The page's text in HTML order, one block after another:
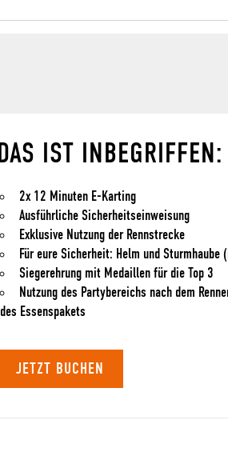
DAS IST INBEGRIFFEN:
2x 12 Minuten E-Karting
Ausführliche Sicherheitseinweisung
Exklusive Nutzung der Rennstrecke
Für eure Sicherheit: Helm und
Siegerehrung mit Medaillen für die Top 3
Nutzung des Partybereichs nach dem
des Essenspakets
JETZT BUCHEN